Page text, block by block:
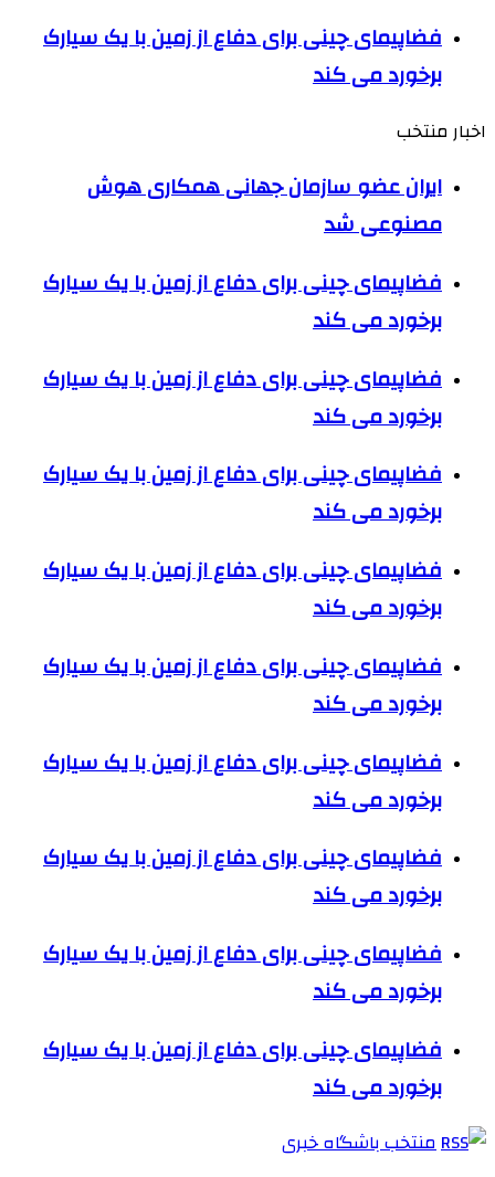
فضاپیمای چینی برای دفاع از زمین با یک سیارک
برخورد می کند
اخبار منتخب
ایران عضو سازمان جهانی همکاری هوش
مصنوعی شد
فضاپیمای چینی برای دفاع از زمین با یک سیارک
برخورد می کند
فضاپیمای چینی برای دفاع از زمین با یک سیارک
برخورد می کند
فضاپیمای چینی برای دفاع از زمین با یک سیارک
برخورد می کند
فضاپیمای چینی برای دفاع از زمین با یک سیارک
برخورد می کند
فضاپیمای چینی برای دفاع از زمین با یک سیارک
برخورد می کند
فضاپیمای چینی برای دفاع از زمین با یک سیارک
برخورد می کند
فضاپیمای چینی برای دفاع از زمین با یک سیارک
برخورد می کند
فضاپیمای چینی برای دفاع از زمین با یک سیارک
برخورد می کند
فضاپیمای چینی برای دفاع از زمین با یک سیارک
برخورد می کند
منتخب باشگاه خبری